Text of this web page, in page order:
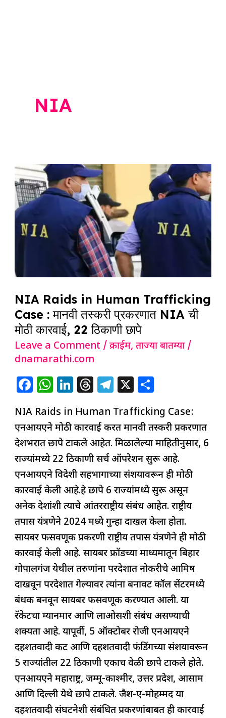
NIA
NIA Raids in Human Trafficking
Case : मानवी तस्करी प्रकरणात NIA ची
मोठी कारवाई, 22 ठिकाणी छापे
Leave a Comment /क्राईम,ताज्या बातम्या/
dnamarathi.com
F
c
e
b
o
o
k
W
at
s
A
p
p
Li
k
e
dI
n
T
re
a
d
s
T
e
g
ra
m
X
ar
e
NIA Raids in Human Trafficking Case:
एनआयएने मोठी कारवाई करत मानवी तस्करी प्रकरणात
देशभरात छापे टाकले आहेत. मिळालेल्या माहितीनुसार, 6
राज्यांमध्ये 22 ठिकाणी सर्च ऑपरेशन सुरू आहे.
एनआयएने विदेशी सहभागाच्या संशयावरून ही मोठी
कारवाई केली आहे.हे छापे 6 राज्यांमध्ये सुरू असून
अनेक देशांशी त्याचे आंतरराष्ट्रीय संबंध आहेत. राष्ट्रीय
तपास यंत्रणेने 2024 मध्ये गुन्हा दाखल केला होता.
सायबर फसवणूक प्रकरणी राष्ट्रीय तपास यंत्रणेने ही मोठी
कारवाई केली आहे. सायबर फ्रॉडच्या माध्यमातून बिहार
गोपालगंज येथील तरुणांना परदेशात नोकरीचे आमिष
दाखवून परदेशात गेल्यावर त्यांना बनावट कॉल सेंटरमध्ये
बंधक बनवून सायबर फसवणूक करण्यात आली. या
रॅकेटचा म्यानमार आणि लाओसशी संबंध असण्याची
शक्यता आहे. यापूर्वी, 5 ऑक्टोबर रोजी एनआयएने
दहशतवादी कट आणि दहशतवादी फंडिंगच्या संशयावरून
5 राज्यांतील 22 ठिकाणी एकाच वेळी छापे टाकले होते.
एनआयएने महाराष्ट्र, जम्मू-काश्मीर, उत्तर प्रदेश, आसाम
आणि दिल्ली येथे छापे टाकले. जैश-ए-मोहम्मद या
दहशतवादी संघटनेशी संबंधित प्रकरणांबाबत ही कारवाई
NIA
Raids
in
Human
Trafficking
मानवी
तस्करी
प्रकरणात
NIA
ची
मोठी
कारवाई,
22
ठिकाणी
छापे